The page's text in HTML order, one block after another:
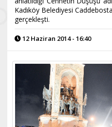
Kadıköy Belediyesi
gerçekleşti.
12 Haziran 2014 - 16:40